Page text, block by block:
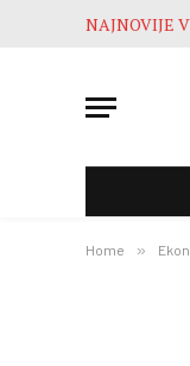
NAJNOVIJE
Home »